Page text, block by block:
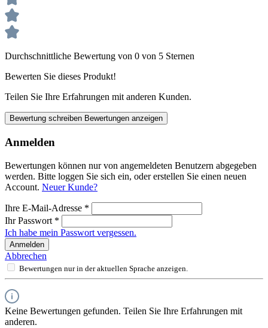
Durchschnittliche Bewertung von 0 von 5 Sternen
Bewerten Sie dieses Produkt!
Teilen Sie Ihre Erfahrungen mit anderen Kunden.
Bewertung schreiben Bewertungen anzeigen
Anmelden
Bewertungen können nur von angemeldeten Benutzern abgegeben
werden. Bitte loggen Sie sich ein, oder erstellen Sie einen neuen
Account. Neuer Kunde?
Ihre E-Mail-Adresse *
Ihr Passwort *
Ich habe mein Passwort vergessen.
Anmelden
Abbrechen
Bewertungen nur in der aktuellen Sprache anzeigen.
Keine Bewertungen gefunden. Teilen Sie Ihre Erfahrungen mit
anderen.